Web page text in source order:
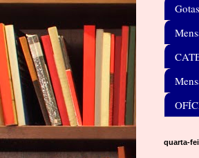
quarta-